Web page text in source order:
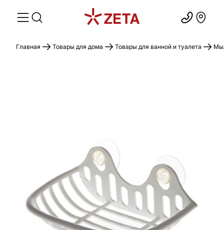
Главная Товары для дома Товары для ванной и туалета